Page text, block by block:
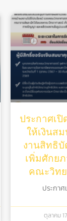
ประกาศเ
ให้เงินส
งานสิทธิ
เพิ่มศักย
คณะวิท
ประกา
ตุลาคม